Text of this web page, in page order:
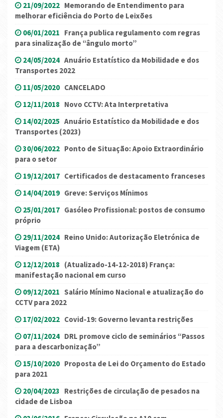
21/09/2022 Memorando de Entendimento para
melhorar eficiência do Porto de Leixões
06/01/2021 França publica regulamento com regras
para sinalização de “ângulo morto”
24/05/2024 Anuário Estatístico da Mobilidade e dos
Transportes 2022
11/05/2020 CANCELADO
12/11/2018 Novo CCTV: Ata Interpretativa
14/02/2025 Anuário Estatístico da Mobilidade e dos
Transportes (2023)
30/06/2022 Ponto de Situação: Apoio Extraordinário
para o setor
19/12/2017 Certificados de destacamento franceses
14/04/2019 Greve: Serviços Mínimos
25/01/2017 Gasóleo Profissional: postos de consumo
próprio
29/11/2024 Reino Unido: Autorização Eletrónica de
Viagem (ETA)
12/12/2018 (Atualizado-14-12-2018) França:
manifestação nacional em curso
09/12/2021 Salário Mínimo Nacional e atualização do
CCTV para 2022
17/02/2022 Covid-19: Governo levanta restrições
07/11/2024 DRL promove ciclo de seminários “Passos
para a descarbonização”
15/10/2020 Proposta de Lei do Orçamento do Estado
para 2021
20/04/2023 Restrições de circulação de pesados na
cidade de Lisboa